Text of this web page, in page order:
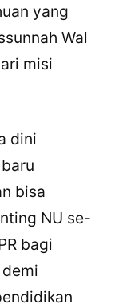
yang
Wal
misi
dini
bisa
NU se-
bagi